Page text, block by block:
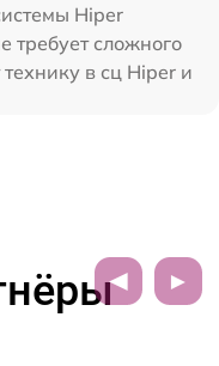
Hiper
требует сложного
в сц Hiper и